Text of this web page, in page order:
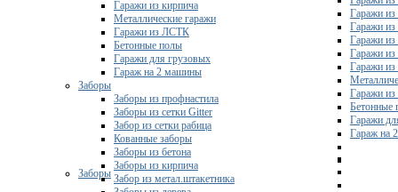
Гаражи из
Гаражи из
Гаражи из
Гаражи
Гаражи из
Гаражи
Бетонные
Гаражи
Гараж на
Заборы
Гаражи из кирпича
Металлические гаражи
Гаражи из ЛСТК
Бетонные полы
Гаражи для грузовых
Гараж на 2 машины
Заборы
Заборы из профнастила
Заборы из сетки Gitter
Забор из сетки рабица
Кованные заборы
Заборы из бетона
Заборы из кирпича
Забор из метал.штакетника